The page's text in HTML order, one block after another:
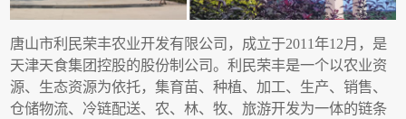
唐山市利民荣丰农业开发有限公司，成立于2011年12月，是
天津天食集团控股的股份制公司。利民荣丰是一个以农业资
源、生态资源为依托，集育苗、种植、加工、生产、销售、
仓储物流、冷链配送、农、林、牧、旅游开发为一体的链条